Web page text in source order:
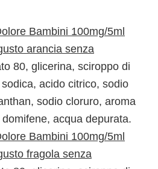
Bambini 100mg/5ml
arancia senza
80, glicerina, sciroppo di
acido citrico, sodio
sodio cloruro, aroma
acqua depurata.
Bambini 100mg/5ml
fragola senza